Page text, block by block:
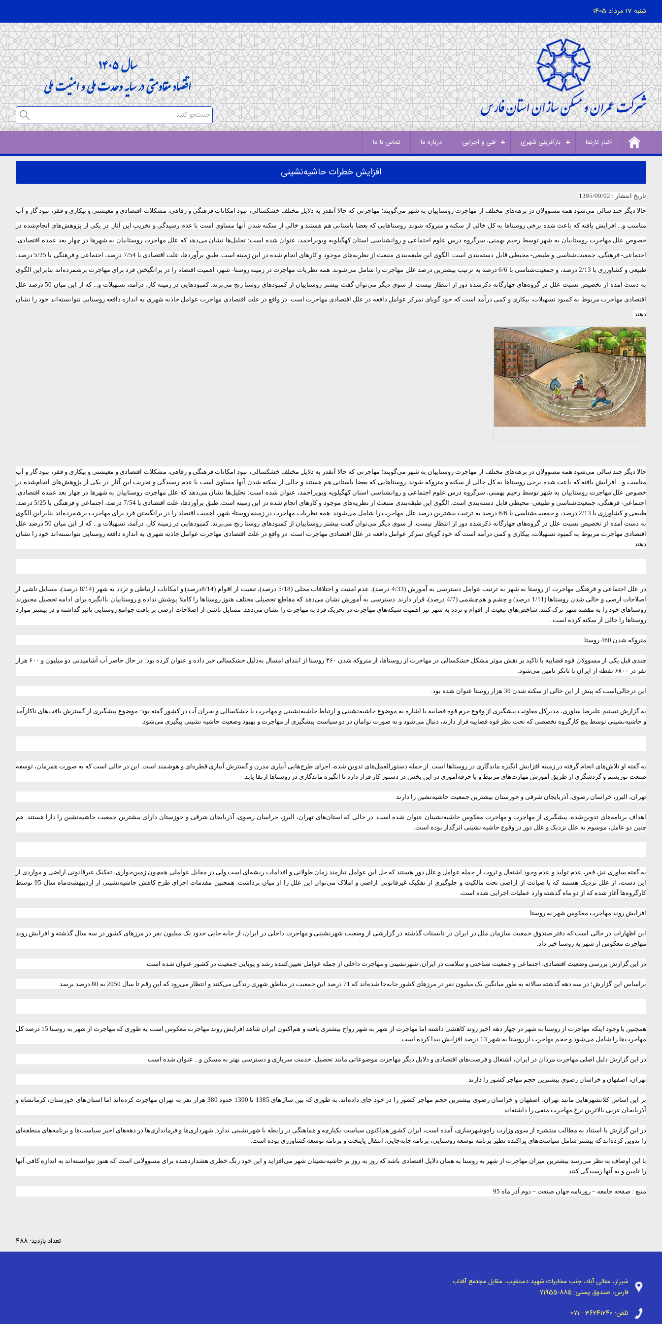
شنبه 17 مرداد 1405
اخبار تارنما بازآفرینی شهری فنی و اجرایی درباره ما تماس با ما
افزایش خطرات حاشیه‌نشینی
تاریخ انتشار : 1395/09/02
حالا دیگر چند سالی می‌شود همه مسوولان در برهه‌های مختلف از مهاجرت روستاییان به شهر می‌گویند؛ مهاجرتی که حالا آنقدر به دلایل مختلف خشکسالی، نبود امکانات فرهنگی و رفاهی، مشکلات اقتصادی و معیشتی و بیکاری و فقر، نبود گاز و آب
مناسب و... افزایش یافته که باعث شده برخی روستاها به کل خالی از سکنه و متروکه شوند. روستاهایی که بعضا باستانی هم هستند و خالی از سکنه شدن آنها مساوی است با عدم رسیدگی و تخریب این آثار. در یکی از پژوهش‌های انجام‌شده در
خصوص علل مهاجرت روستاییان به شهر توسط ‌رحیم بهمنی، سرگروه درس علوم اجتماعی و روانشناسی استان کهگیلویه وبویراحمد، عنوان شده است: تحلیل‌ها نشان می‌دهد که علل مهاجرت روستاییان به شهرها در چهار بعد عمده اقتصادی‌،
اجتماعی- فرهنگی، جمعیت‌شناسی و طبیعی- محیطی قابل دسته‌بندی است. الگوی این طبقه‌بندی منبعث از نظریه‌های موجود و کارهای انجام شده در این زمینه است. طبق برآوردها، علت اقتصادی با 7/54 درصد، اجتماعی و فرهنگی با 5/25 درصد،
طبیعی و کشاورزی با 2/13 درصد، و جمعیت‌شناسی با 6/6 درصد‌ به ترتیب بیشترین درصد علل مهاجرت را شامل می‌شوند. همه نظریات مهاجرت در زمینه روستا- شهر‌، اهمیت اقتصاد را در برانگیختن فرد برای مهاجرت برشمرده‌اند‌ بنابراین الگوی
به دست آمده از تخصیص نسبت علل در گروه‌های چهارگانه ذکرشده دور از انتظار نیست. از سوی دیگر می‌توان گفت‌ بیشتر روستاییان از کمبودهای روستا رنج می‌برند. کمبودهایی در زمینه کار، درآمد، تسهیلات و... که از این میان 50 درصد علل
اقتصادی مهاجرت مربوط به کمبود تسهیلات، بیکاری و کمی درآمد است که خود گویای تمرکز عوامل دافعه در علل اقتصادی مهاجرت است. در واقع در علت اقتصادی مهاجرت عوامل جاذبه شهری به اندازه دافعه روستایی نتوانسته‌اند خود را نشان
دهند.
حالا دیگر چند سالی می‌شود همه مسوولان در برهه‌های مختلف از مهاجرت روستاییان به شهر می‌گویند؛ مهاجرتی که حالا آنقدر به دلایل مختلف خشکسالی، نبود امکانات فرهنگی و رفاهی، مشکلات اقتصادی و معیشتی و بیکاری و فقر، نبود گاز و آب
مناسب و... افزایش یافته که باعث شده برخی روستاها به کل خالی از سکنه و متروکه شوند. روستاهایی که بعضا باستانی هم هستند و خالی از سکنه شدن آنها مساوی است با عدم رسیدگی و تخریب این آثار. در یکی از پژوهش‌های انجام‌شده در
خصوص علل مهاجرت روستاییان به شهر توسط ‌رحیم بهمنی، سرگروه درس علوم اجتماعی و روانشناسی استان کهگیلویه وبویراحمد، عنوان شده است: تحلیل‌ها نشان می‌دهد که علل مهاجرت روستاییان به شهرها در چهار بعد عمده اقتصادی‌،
اجتماعی- فرهنگی، جمعیت‌شناسی و طبیعی- محیطی قابل دسته‌بندی است. الگوی این طبقه‌بندی منبعث از نظریه‌های موجود و کارهای انجام شده در این زمینه است. طبق برآوردها، علت اقتصادی با 7/54 درصد، اجتماعی و فرهنگی با 5/25 درصد،
طبیعی و کشاورزی با 2/13 درصد، و جمعیت‌شناسی با 6/6 درصد‌ به ترتیب بیشترین درصد علل مهاجرت را شامل می‌شوند. همه نظریات مهاجرت در زمینه روستا- شهر‌، اهمیت اقتصاد را در برانگیختن فرد برای مهاجرت برشمرده‌اند‌ بنابراین الگوی
به دست آمده از تخصیص نسبت علل در گروه‌های چهارگانه ذکرشده دور از انتظار نیست. از سوی دیگر می‌توان گفت‌ بیشتر روستاییان از کمبودهای روستا رنج می‌برند. کمبودهایی در زمینه کار، درآمد، تسهیلات و... که از این میان 50 درصد علل
اقتصادی مهاجرت مربوط به کمبود تسهیلات، بیکاری و کمی درآمد است که خود گویای تمرکز عوامل دافعه در علل اقتصادی مهاجرت است. در واقع در علت اقتصادی مهاجرت عوامل جاذبه شهری به اندازه دافعه روستایی نتوانسته‌اند خود را نشان
دهند.
در علل اجتماعی و فرهنگی مهاجرت از روستا به شهر به ترتیب عوامل دسترسی به آموزش (4/33 درصد)، عدم امنیت و اختلافات محلی (5/18 درصد)، تبعیت از اقوام (8/14درصد) و امکانات ارتباطی و تردد به شهر (8/14 درصد)، مسایل ناشی از
اصلاحات ارضی و خالی شدن روستاها (1/11 درصد) و چشم و هم‌چشمی (4/7 درصد)‌، قرار دارند. دسترسی به آموزش نشان می‌دهد که مقاطع تحصیلی مختلف هنوز روستاها را کاملا پوشش نداده و روستاییان باانگیزه برای ادامه تحصیل مجبورند
روستاهای خود را به مقصد شهر ترک کنند. شاخص‌های تبعیت از اقوام و تردد به شهر نیز اهمیت شبکه‌های مهاجرت در تحریک فرد به مهاجرت را نشان می‌دهد‌. مسایل ناشی از اصلاحات ارضی بر بافت جوامع روستایی تاثیر گذاشته و در بیشتر موارد
روستاها را خالی از سکنه کرده است .
متروکه شدن 460 روستا
چندی قبل یکی از مسوولان قوه قضاییه با تاکید بر نقش موثر مشکل خشکسالی در مهاجرت از روستاها،‌ از متروکه شدن ۴۶۰ روستا از ابتدای امسال به‌دلیل خشکسالی خبر داده و عنوان کرده بود: در حال حاضر آب آشامیدنی دو میلیون و ۶۰۰ هزار
نفر در ۶۸۰۰ نقطه از ایران با تانکر تامین می‌شود.
این درحالی‌است که پیش از این خالی از سکنه شدن 30 هزار روستا عنوان شده بود.
به گزارش تسنیم علیرضا ساوری، مدیرکل معاونت پیشگیری از وقوع جرم قوه قضاییه با اشاره به موضوع حاشیه‌نشینی و ارتباط حاشیه‌نشینی و مهاجرت با خشکسالی و بحران آب در کشور‌ گفته بود: موضوع پیشگیری از گسترش بافت‌های ناکارآمد
و حاشیه‌نشینی توسط پنج کارگروه تخصصی که تحت نظر قوه قضاییه قرار دارند، دنبال می‌شود و به صورت توامان در دو سیاست پیشگیری از مهاجرت و بهبود وضعیت حاشیه نشینی پیگیری می‌شود.
به گفته او تلاش‌های انجام گرفته در زمینه افزایش انگیزه ماندگاری در روستاها است. از جمله دستورالعمل‌های تدوین شده، اجرای طرح‌هایی آبیاری مدرن و گسترش آبیاری قطره‌ای و هوشمند است. این در حالی است که به صورت همزمان، توسعه
صنعت توریسم و گردشگری از طریق آموزش مهارت‌های مرتبط و با حرفه‌آموزی در این بخش در دستور کار قرار دارد تا انگیزه ماندگاری در روستاها ارتقا یابد.
تهران، البرز، خراسان رضوی، آذربایجان شرقی و خوزستان بیشترین جمعیت حاشیه‌نشین را دارند
اهداف برنامه‌های تدوین‌شده، پیشگیری از مهاجرت و مهاجرت معکوس حاشیه‌نشینان عنوان شده است. در حالی که استان‌های تهران، البرز، خراسان رضوی، آذربایجان شرقی و خوزستان دارای بیشترین جمعیت حاشیه‌نشین را دارا هستند. هم
چنین دو عامل، موسوم به علل نزدیک و علل دور در وقوع حاشیه نشینی اثرگذار بوده است.
به گفته ساوری نیز، فقر، عدم تولید و عدم وجود اشتغال و ثروت از جمله عوامل و علل دور هستند که حل این عوامل نیازمند زمان طولانی و اقدامات ریشه‌ای است ولی در مقابل عواملی همچون زمین‌خواری، تفکیک غیرقانونی اراضی و مواردی از
این دست، از علل نزدیک هستند که با صیانت از اراضی تحت مالکیت و جلوگیری از تفکیک غیرقانونی اراضی و املاک می‌توان این علل را از میان برداشت. همچنین مقدمات اجرای طرح کاهش حاشیه‌نشینی از اردیبهشت‌ماه سال 95 توسط
کارگروه‌ها آغاز شده که از دو ماه گذشته وارد عملیات اجرایی شده‌ است.
افزایش روند مهاجرت معکوس شهر به روستا
این اظهارات در حالی است که دفتر صندوق جمعیت سازمان ملل در ایران در تابستات گذشته در گزارشی از وضعیت شهرنشینی و مهاجرت داخلی در ایران، از جابه جایی حدود یک میلیون نفر در مرزهای کشور در سه سال گذشته و افزایش روند
مهاجرت معکوس از شهر به روستا خبر داد.
در این گزارش بررسی وضعیت اقتصادی، اجتماعی و جمعیت شناختی و سلامت در ایران، شهرنشینی و مهاجرت داخلی از جمله عوامل تعیین‌کننده رشد و پویایی جمعیت در کشور عنوان شده است.
براساس این گزارش؛ در سه دهه گذشته سالانه به طور میانگین یک میلیون نفر در مرزهای کشور جابه‌جا شده‌اند که 71 درصد این جمعیت در مناطق شهری زندگی می‌کنند و انتظار می‌رود که این رقم تا سال 2050 به 80 درصد برسد.
همچنین با وجود اینکه مهاجرت از روستا به شهر در چهار دهه اخیر روند کاهشی داشته اما مهاجرت از شهر به شهر رواج بیشتری یافته و هم‌اکنون ایران شاهد افزایش روند مهاجرت معکوس است به طوری که مهاجرت از شهر به روستا 15 درصد کل
مهاجرت‌ها را شامل می‌شود و حجم مهاجرت از روستا به شهر 13 درصد افزایش پیدا کرده است.
در این گزارش دلیل اصلی مهاجرت مردان در ایران، اشتغال و فرصت‌های اقتصادی و دلایل دیگر مهاجرت موضوعاتی مانند تحصیل، خدمت سربازی و دسترسی بهتر به مسکن و... عنوان شده است
تهران، اصفهان و خراسان رضوی بیشترین حجم مهاجر کشور را دارند
بر این اساس کلانشهرهایی مانند تهران، اصفهان و خراسان رضوی بیشترین حجم مهاجر کشور را در خود جای داده‌اند. به طوری که بین سال‌های 1385 تا 1390 حدود 380 هزار نفر به تهران مهاجرت کرده‌اند اما استان‌های خوزستان، کرمانشاه و
آذربایجان غربی بالاترین نرخ مهاجرت منفی را داشته‌اند.
در این گزارش با استناد به مطالب منتشره از سوی وزارت راه‌و‌شهرسازی‌، آمده است‌، ایران کشور هم‌اکنون سیاست یکپارچه و هماهنگی در رابطه با شهرنشینی ندارد. شهرداری‌ها و فرمانداری‌ها در دهه‌های اخیر سیاست‌ها و برنامه‌های منطقه‌ای
را تدوین کرده‌اند که بیشتر شامل سیاست‌های پراکنده نظیر برنامه توسعه روستایی، برنامه جابه‌جایی، انتقال پایتخت و برنامه توسعه کشاورزی بوده است.
با این اوصاف به نظر می‌رسد بیشترین میزان مهاجرت از شهر به روستا به همان دلایل اقتصادی باشد که روز به روز بر حاشیه‌نشینان شهر می‌افزاید و این خود زنگ خطری هشداردهنده برای مسوولانی است که هنوز نتوانسته‌اند به اندازه کافی آنها
را تامین و به آنها رسیدگی کنند.
منبع : صفحه جامعه – روزنامه جهان صنعت – دوم آذر ماه 95
تعداد بازدید: 488
شیراز، معالی آباد، جنب مخابرات شهید دستغیب، مقابل مجتمع آفتاب
فارس، صندوق پستی: 71955-885
تلفن: 071 - 36241240